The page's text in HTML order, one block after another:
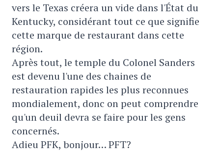
vers le Texas créera un vide dans l'État du
Kentucky, considérant tout ce que signifie
cette marque de restaurant dans cette
région.
Après tout, le temple du Colonel Sanders
est devenu l'une des chaines de
restauration rapides les plus reconnues
mondialement, donc on peut comprendre
qu'un deuil devra se faire pour les gens
concernés.
Adieu PFK, bonjour… PFT?